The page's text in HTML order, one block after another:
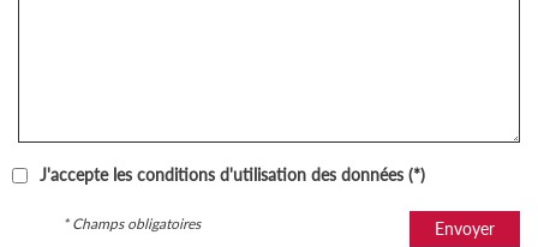
J'accepte les conditions d'utilisation des données (*)
Envoyer
* Champs obligatoires